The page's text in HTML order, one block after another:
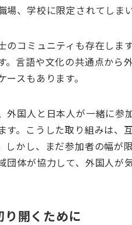
場、学校に限定されてしまい
のコミュニティも存在しま
。言語や文化の共通点から
ースもあります。
外国人と日本人が一緒に参
す。こうした取り組みは、
しかし、まだ参加者の幅が
団体が協力して、外国人が
開くために